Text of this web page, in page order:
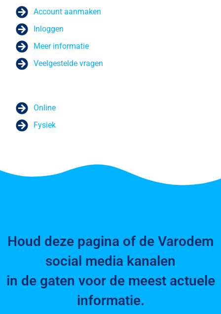
Account aanmaken
Inloggen
Meer informatie
Veelgestelde vragen
Online
Fysiek
Houd deze pagina of de Varodem
social media kanalen
in de gaten voor de meest actuele
informatie.